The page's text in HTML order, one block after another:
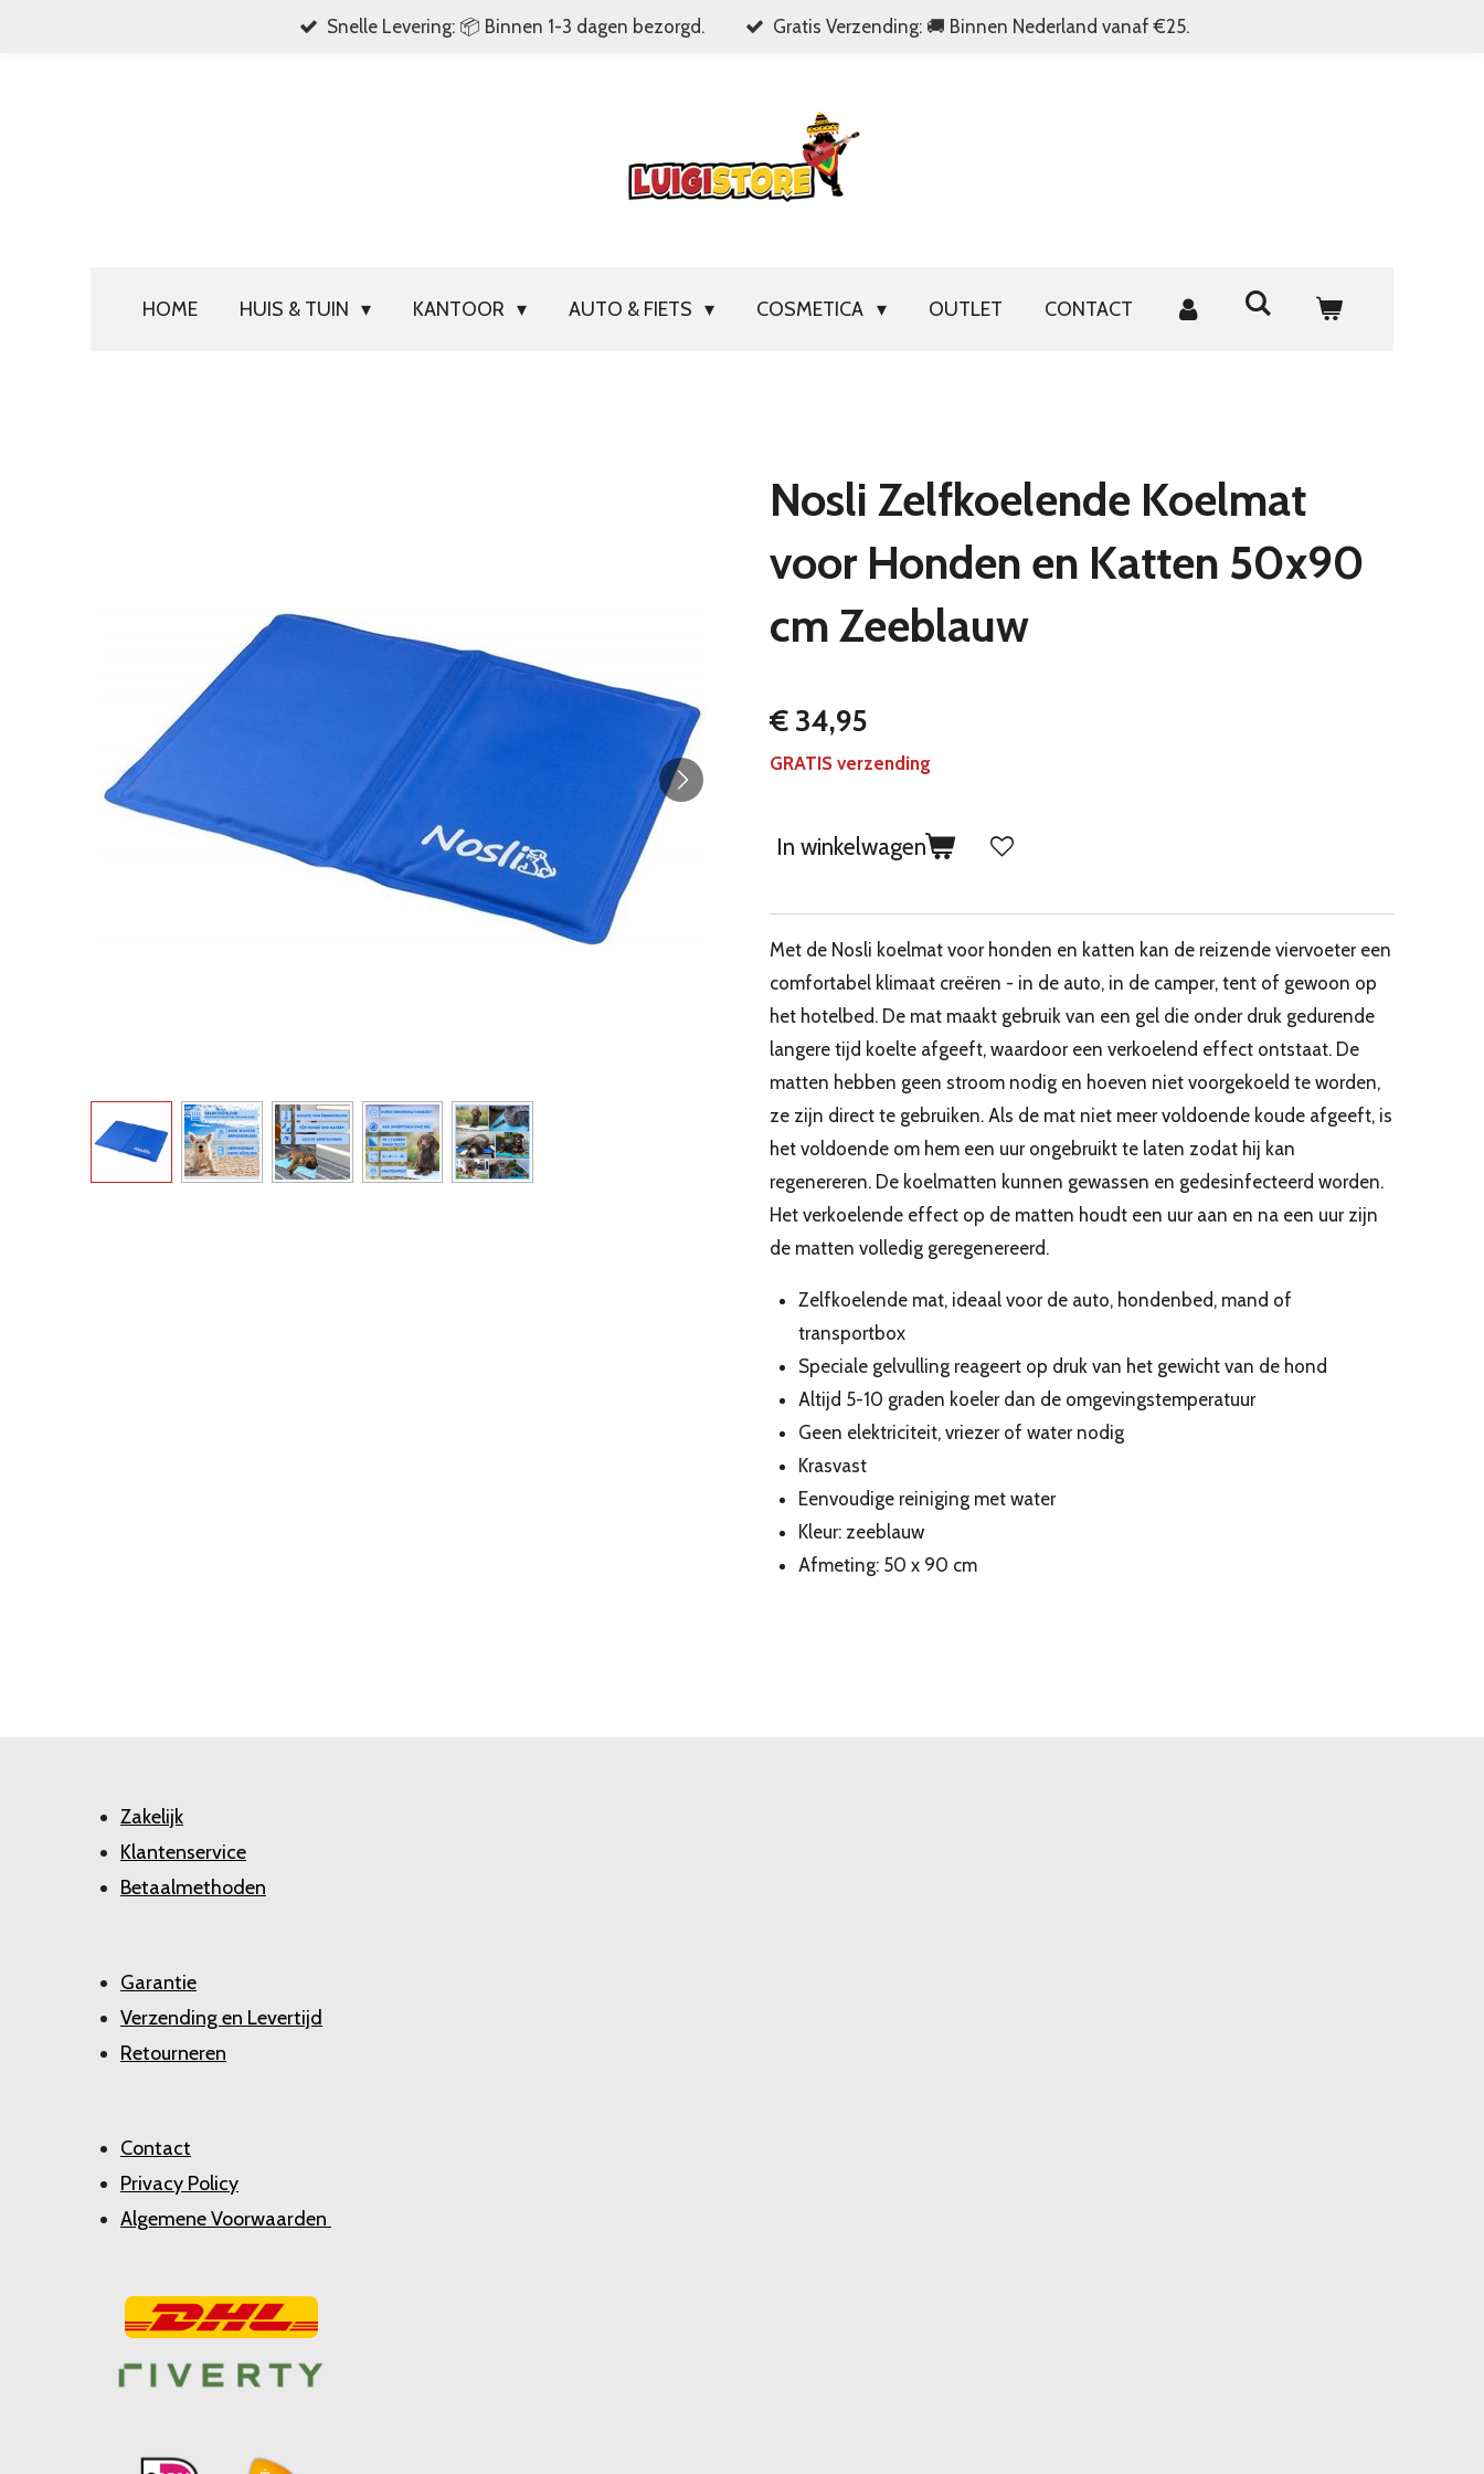
Snelle Levering: 📦 Binnen 1-3 dagen bezorgd. Gratis Verzending: 🚚 Binnen Nederland vanaf €25.
HOME HUIS & TUIN KANTOOR AUTO & FIETS COSMETICA OUTLET CONTACT
Nosli Zelfkoelende Koelmat
voor Honden en Katten 50x90
cm Zeeblauw
€ 34,95
GRATIS verzending
In winkelwagen
Met de Nosli koelmat voor honden en katten kan de reizende viervoeter een
comfortabel klimaat creëren - in de auto, in de camper, tent of gewoon op
het hotelbed. De mat maakt gebruik van een gel die onder druk gedurende
langere tijd koelte afgeeft, waardoor een verkoelend effect ontstaat. De
matten hebben geen stroom nodig en hoeven niet voorgekoeld te worden,
ze zijn direct te gebruiken. Als de mat niet meer voldoende koude afgeeft, is
het voldoende om hem een ​​uur ongebruikt te laten zodat hij kan
regenereren. De koelmatten kunnen gewassen en gedesinfecteerd worden.
Het verkoelende effect op de matten houdt een uur aan en na een uur zijn
de matten volledig geregenereerd.
Zelfkoelende mat, ideaal voor de auto, hondenbed, mand of
transportbox
Speciale gelvulling reageert op druk van het gewicht van de hond
Altijd 5-10 graden koeler dan de omgevingstemperatuur
Geen elektriciteit, vriezer of water nodig
Krasvast
Eenvoudige reiniging met water
Kleur: zeeblauw
Afmeting: 50 x 90 cm
Zakelijk
Klantenservice
Betaalmethoden
Garantie
Verzending en Levertijd
Retourneren
Contact
Privacy Policy
Algemene Voorwaarden